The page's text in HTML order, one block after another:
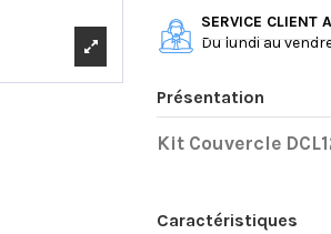
SERVICE CLIENT
Du lundi au
Présentation
Kit Couvercle
Caractéristiques